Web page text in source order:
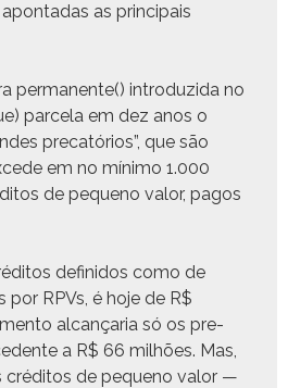
as prin­ci­pais
per­ma­nente() intro­duzi­da no
parcela em dez anos o
pre­catórios”, que são
em no mín­i­mo 1.000
de pequeno val­or, pagos
definidos como de
RPVs, é hoje de R$
alcançaria só os pre­
a R$ 66 mil­hões. Mas,
crédi­tos de pequeno val­or —